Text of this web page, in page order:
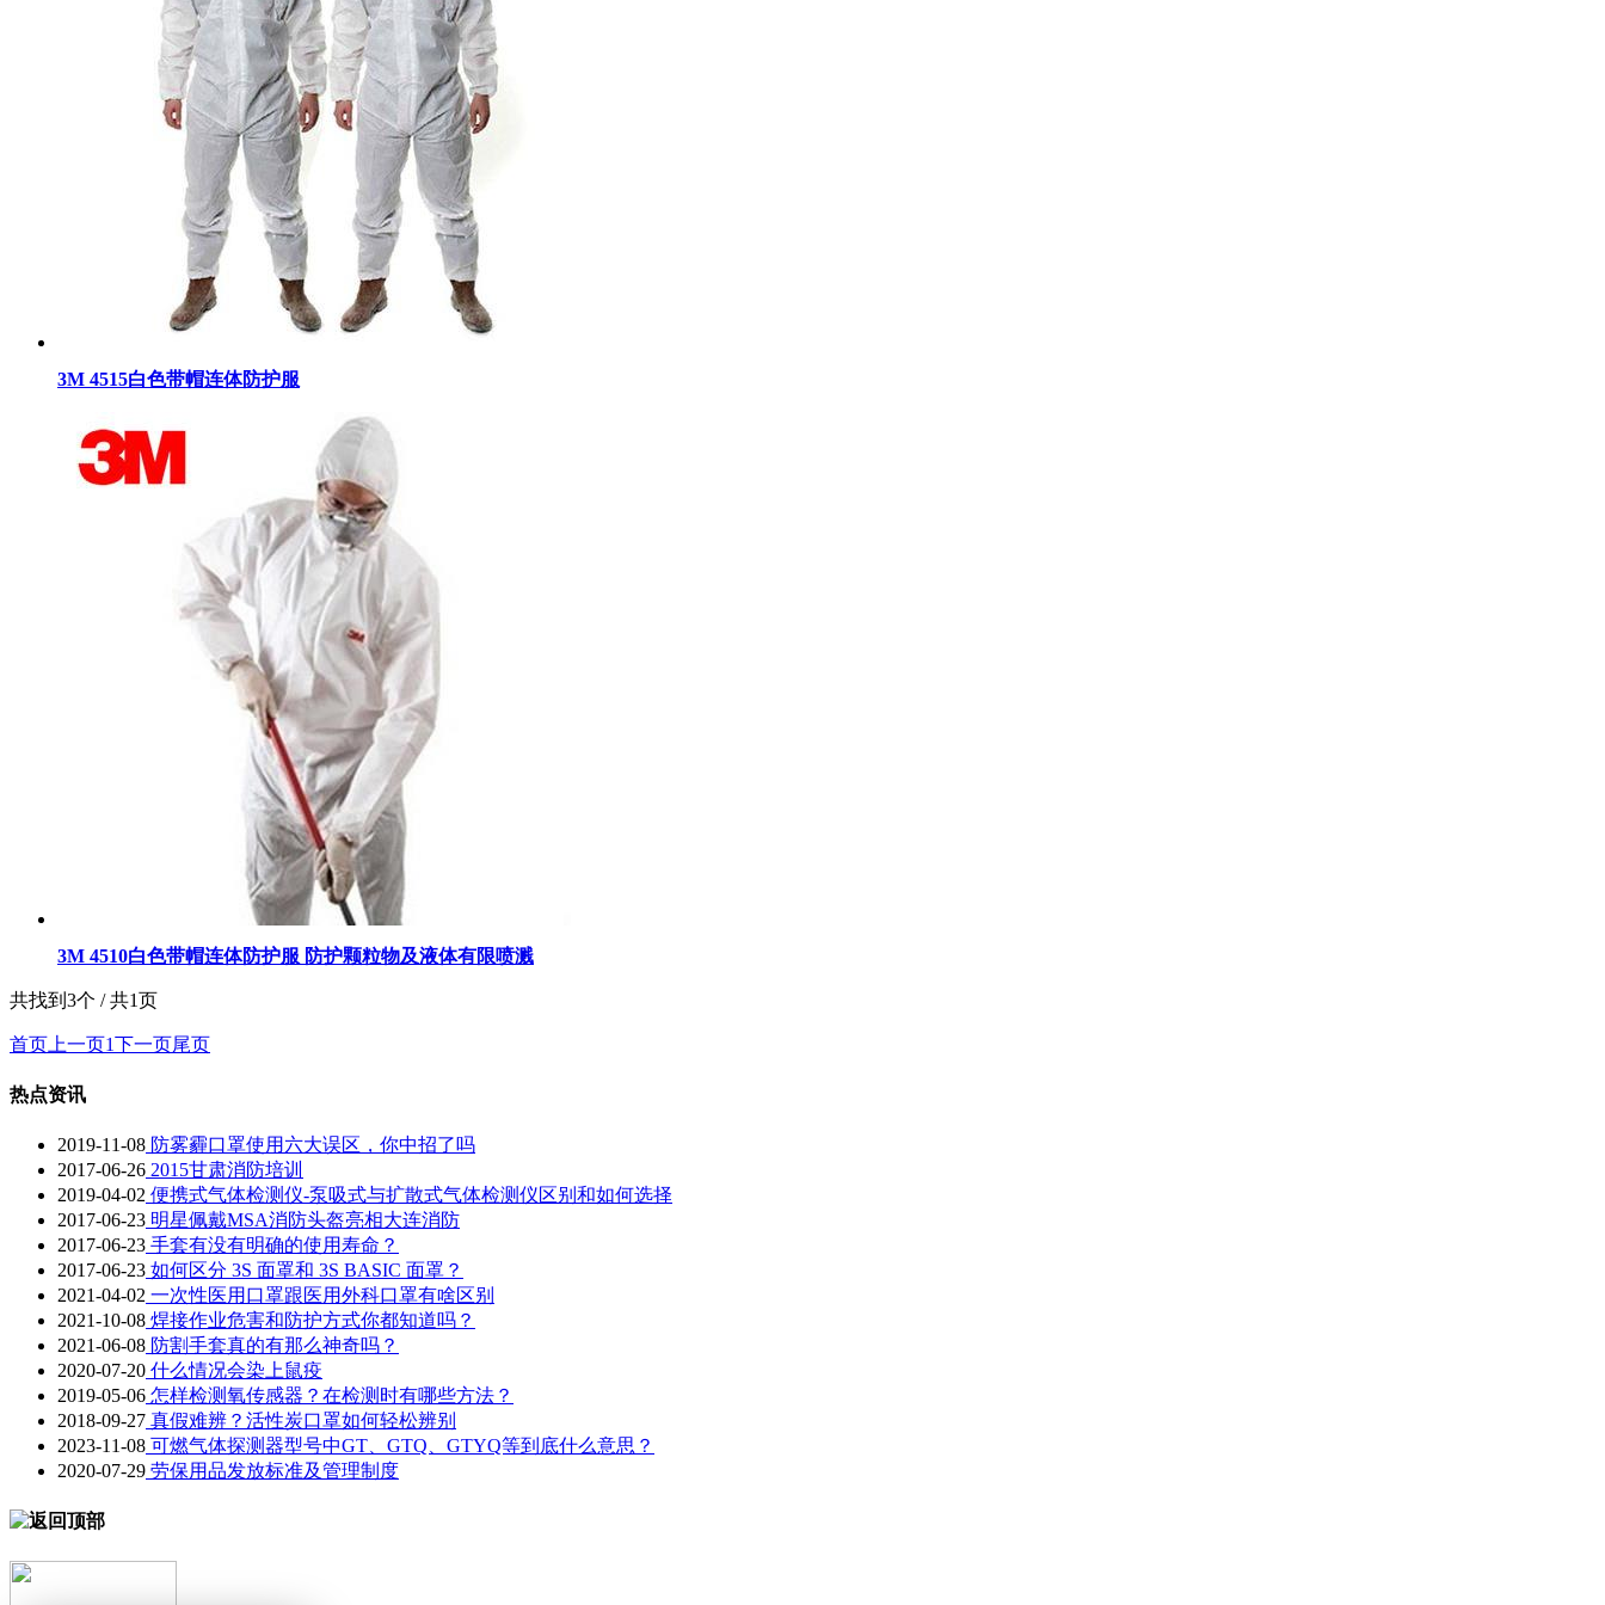
3M 4515白色带帽连体防护服
3M 4510白色带帽连体防护服 防护颗粒物及液体有限喷溅
共找到3个 / 共1页
首页 上一页1下一页尾页
热点资讯
2019-11-08 防雾霾口罩使用六大误区，你中招了吗
2017-06-26 2015甘肃消防培训
2019-04-02 便携式气体检测仪-泵吸式与扩散式气体检测仪区别和如何选择
2017-06-23 明星佩戴MSA消防头盔亮相大连消防
2017-06-23 手套有没有明确的使用寿命？
2017-06-23 如何区分 3S 面罩和 3S BASIC 面罩？
2021-04-02 一次性医用口罩跟医用外科口罩有啥区别
2021-10-08 焊接作业危害和防护方式你都知道吗？
2021-06-08 防割手套真的有那么神奇吗？
2020-07-20 什么情况会染上鼠疫
2019-05-06 怎样检测氧传感器？在检测时有哪些方法？
2018-09-27 真假难辨？活性炭口罩如何轻松辨别
2023-11-08 可燃气体探测器型号中GT、GTQ、GTYQ等到底什么意思？
2020-07-29 劳保用品发放标准及管理制度